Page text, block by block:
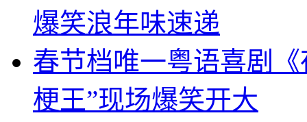
爆笑浪年味速递
春节档唯一粤语喜剧
梗王”现场爆笑开大